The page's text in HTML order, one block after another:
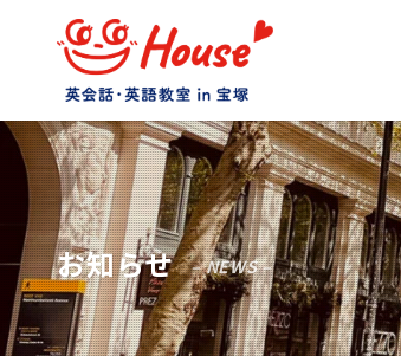
お知らせ – NEWS –